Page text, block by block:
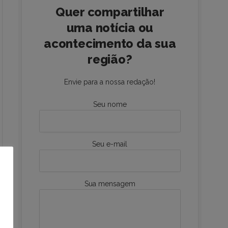
Quer compartilhar
uma notícia ou
acontecimento da sua
região?
Envie para a nossa redação!
Seu nome
Seu e-mail
Sua mensagem